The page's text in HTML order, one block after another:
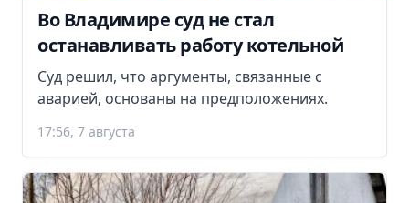
Во Владимире суд не стал
останавливать работу котельной
Суд решил, что аргументы, связанные с
аварией, основаны на предположениях.
17:56, 7 августа